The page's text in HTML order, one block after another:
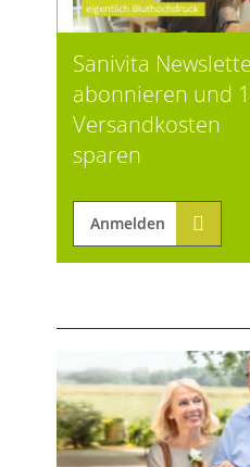
Sanivita
abonnieren und
Versandkosten
sparen
Anmelden